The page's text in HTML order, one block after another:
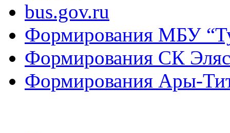
bus.gov.ru
Формирования МБУ
Формирования СК
Формирования Ары-